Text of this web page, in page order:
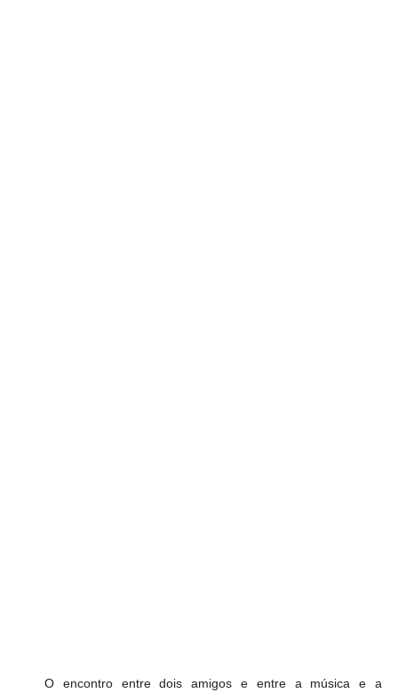
O encontro entre dois amigos e entre a música e a